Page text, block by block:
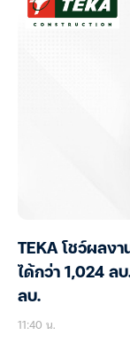
TEKA โชว์ผลงา
ได้กว่า 1,024 ล
ลบ.
11:40 น.